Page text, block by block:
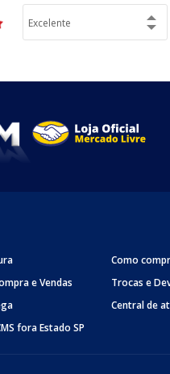
Como
e Vendas
Trocas e
Central de
fora Estado SP